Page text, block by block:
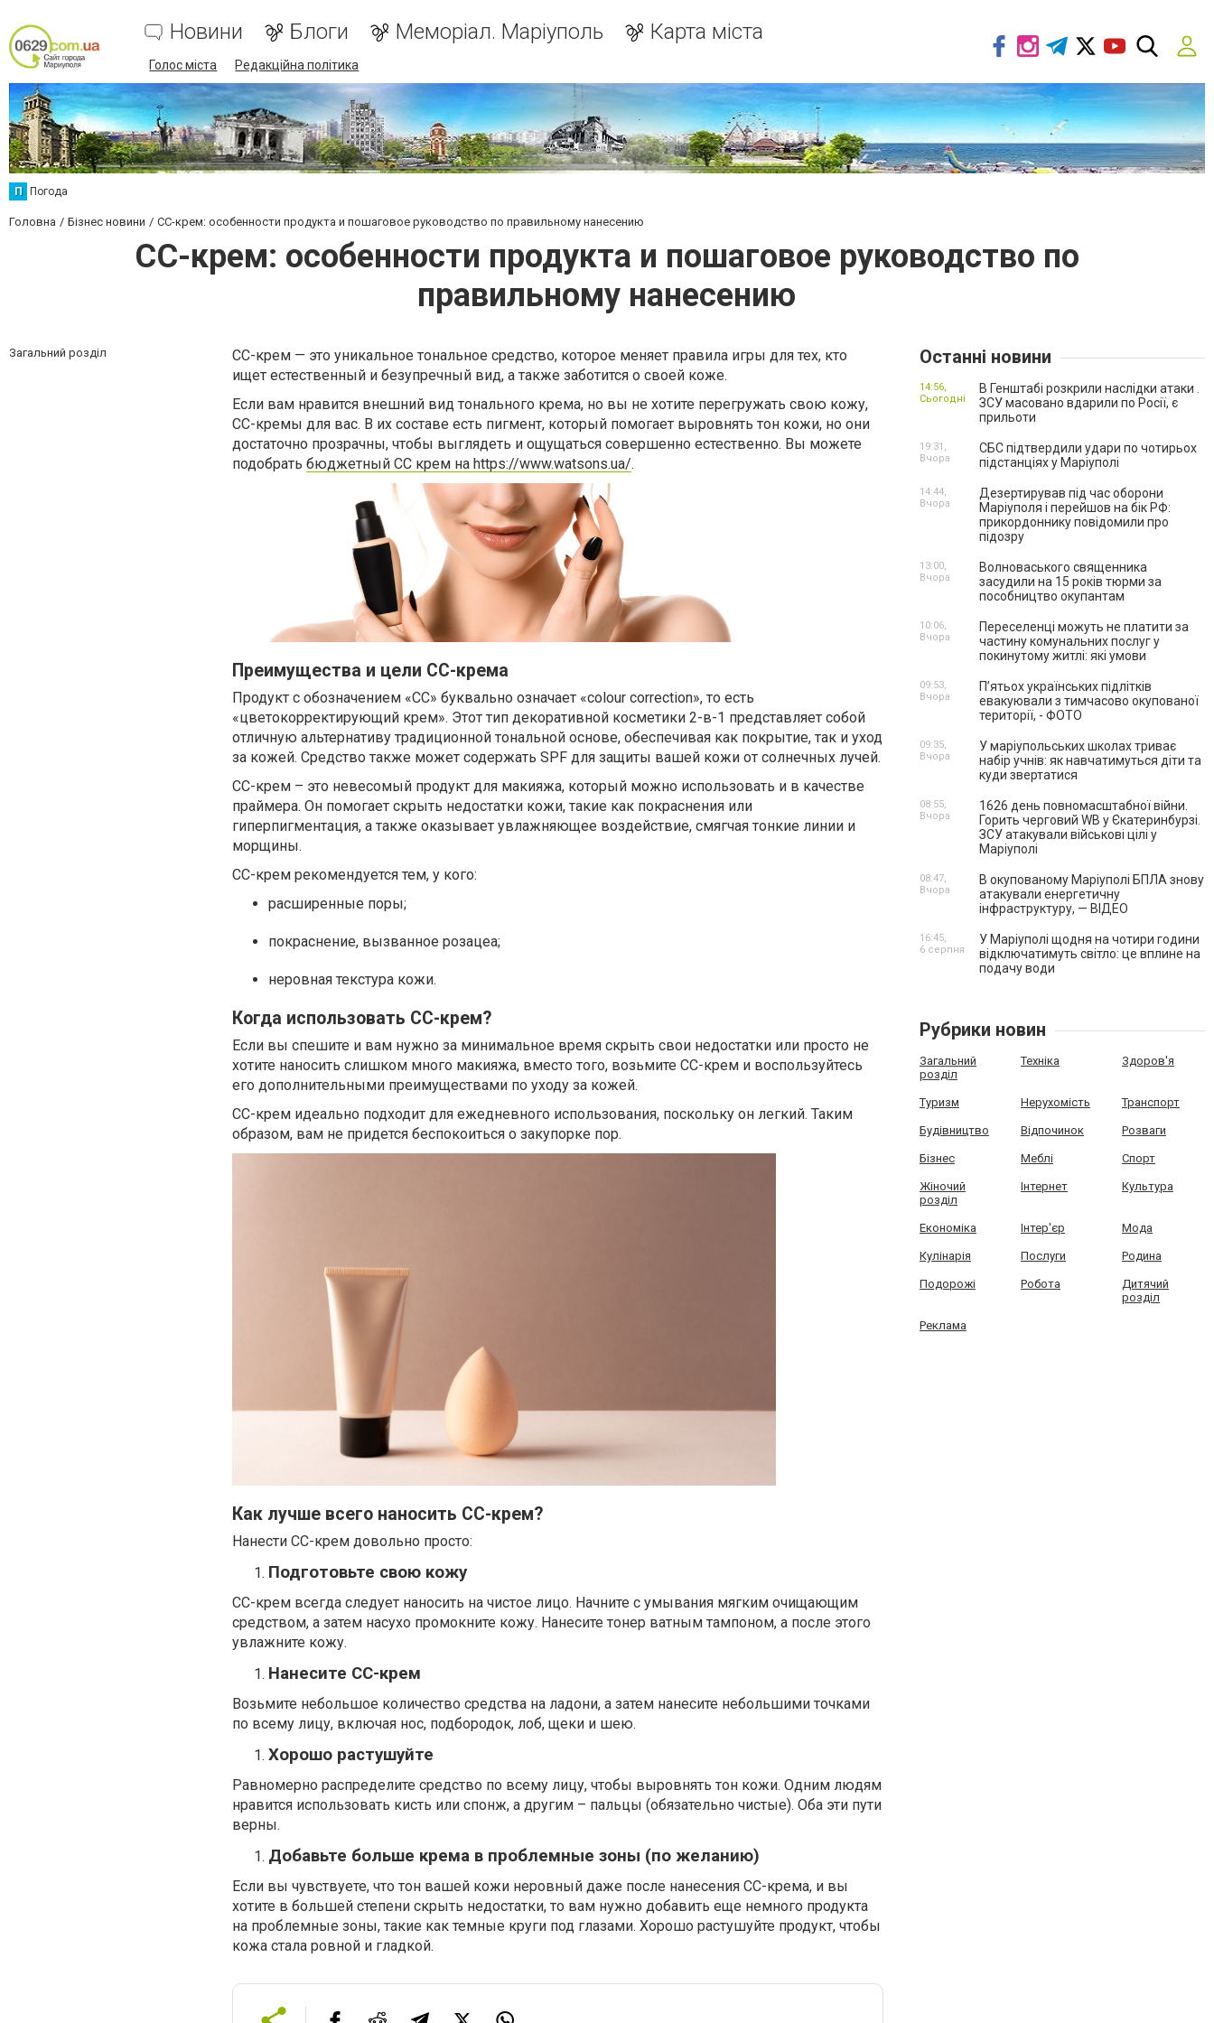
Новини Блоги Меморіал. Маріуполь Карта міста
Голос міста Редакційна політика
П Погода
Головна Бізнес новини СС-крем: особенности продукта и пошаговое руководство по правильному нанесению
СС-крем: особенности продукта и пошаговое руководство по
правильному нанесению
Загальний розділ
СС-крем — это уникальное тональное средство, которое меняет правила игры для тех, кто
ищет естественный и безупречный вид, а также заботится о своей коже.
Если вам нравится внешний вид тонального крема, но вы не хотите перегружать свою кожу,
CC-кремы для вас. В их составе есть пигмент, который помогает выровнять тон кожи, но они
достаточно прозрачны, чтобы выглядеть и ощущаться совершенно естественно. Вы можете
подобрать бюджетный СС крем на https://www.watsons.ua/.
Преимущества и цели CC-крема
Продукт с обозначением «СС» буквально означает «colour correction», то есть
«цветокорректирующий крем». Этот тип декоративной косметики 2-в-1 представляет собой
отличную альтернативу традиционной тональной основе, обеспечивая как покрытие, так и уход
за кожей. Средство также может содержать SPF для защиты вашей кожи от солнечных лучей.
СС-крем – это невесомый продукт для макияжа, который можно использовать и в качестве
праймера. Он помогает скрыть недостатки кожи, такие как покраснения или
гиперпигментация, а также оказывает увлажняющее воздействие, смягчая тонкие линии и
морщины.
СС-крем рекомендуется тем, у кого:
расширенные поры;
покраснение, вызванное розацеа;
неровная текстура кожи.
Когда использовать СС-крем?
Если вы спешите и вам нужно за минимальное время скрыть свои недостатки или просто не
хотите наносить слишком много макияжа, вместо того, возьмите СС-крем и воспользуйтесь
его дополнительными преимуществами по уходу за кожей.
СС-крем идеально подходит для ежедневного использования, поскольку он легкий. Таким
образом, вам не придется беспокоиться о закупорке пор.
Как лучше всего наносить CC-крем?
Нанести СС-крем довольно просто:
Подготовьте свою кожу
CC-крем всегда следует наносить на чистое лицо. Начните с умывания мягким очищающим
средством, а затем насухо промокните кожу. Нанесите тонер ватным тампоном, а после этого
увлажните кожу.
Нанесите СС-крем
Возьмите небольшое количество средства на ладони, а затем нанесите небольшими точками
по всему лицу, включая нос, подбородок, лоб, щеки и шею.
Хорошо растушуйте
Равномерно распределите средство по всему лицу, чтобы выровнять тон кожи. Одним людям
нравится использовать кисть или спонж, а другим – пальцы (обязательно чистые). Оба эти пути
верны.
Добавьте больше крема в проблемные зоны (по желанию)
Если вы чувствуете, что тон вашей кожи неровный даже после нанесения СС-крема, и вы
хотите в большей степени скрыть недостатки, то вам нужно добавить еще немного продукта
на проблемные зоны, такие как темные круги под глазами. Хорошо растушуйте продукт, чтобы
кожа стала ровной и гладкой.
Останні новини
В Генштабі розкрили наслідки атаки .
ЗСУ масовано вдарили по Росії, є
прильоти
14:56,
Сьогодні
СБС підтвердили удари по чотирьох
підстанціях у Маріуполі
19:31,
Вчора
Дезертирував під час оборони
Маріуполя і перейшов на бік РФ:
прикордоннику повідомили про
підозру
14:44,
Вчора
Волноваського священника
засудили на 15 років тюрми за
пособництво окупантам
13:00,
Вчора
Переселенці можуть не платити за
частину комунальних послуг у
покинутому житлі: які умови
10:06,
Вчора
П’ятьох українських підлітків
евакуювали з тимчасово окупованої
території, - ФОТО
09:53,
Вчора
У маріупольських школах триває
набір учнів: як навчатимуться діти та
куди звертатися
09:35,
Вчора
1626 день повномасштабної війни.
Горить черговий WB у Єкатеринбурзі.
ЗСУ атакували військові цілі у
Маріуполі
08:55,
Вчора
В окупованому Маріуполі БПЛА знову
атакували енергетичну
інфраструктуру, — ВІДЕО
08:47,
Вчора
У Маріуполі щодня на чотири години
відключатимуть світло: це вплине на
подачу води
16:45,
6 серпня
Рубрики новин
Загальний
розділ
Техніка Здоров'я
Туризм Нерухомість Транспорт
Будівництво Відпочинок Розваги
Бізнес Меблі Спорт
Жіночий
розділ
Інтернет Культура
Економіка Інтер'єр Мода
Кулінарія Послуги Родина
Подорожі Робота
Дитячий
розділ
Реклама